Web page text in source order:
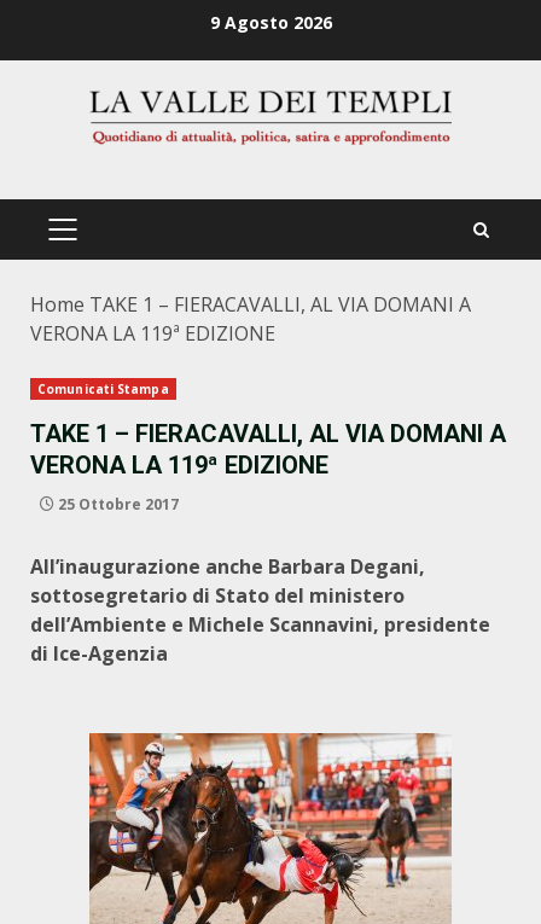
9 Agosto 2026
PRIMÄRES
Home TAKE 1 – FIERACAVALLI, AL VIA DOMANI A
VERONA LA 119ª EDIZIONE
Comunicati Stampa
TAKE 1 – FIERACAVALLI, AL VIA DOMANI A
VERONA LA 119ª EDIZIONE
25 Ottobre 2017
All’inaugurazione anche Barbara Degani,
sottosegretario di Stato del ministero
dell’Ambiente e Michele Scannavini, presidente
di Ice-Agenzia